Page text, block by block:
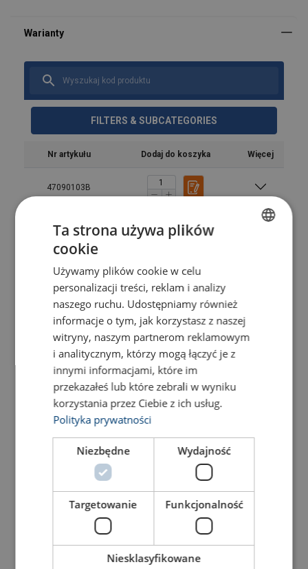
FILTERS & SUBCATEGORIES
Nr artykułu Dodaj do koszyka Więcej
47090103B
47090129B
47090131B
47090132B
47090133B
47090086B
47090143W
ENGLISH TRANSLATION
Ta strona używa plików
cookie
Używamy plików cookie w celu
personalizacji treści, reklam i analizy
naszego ruchu. Udostępniamy również
informacje o tym, jak korzystasz z naszej
witryny, naszym partnerom reklamowym
i analitycznym, którzy mogą łączyć je z
innymi informacjami, które im
przekazałeś lub które zebrali w wyniku
korzystania przez Ciebie z ich usług.
Polityka prywatności
Niezbędne Wydajność
Targetowanie Funkcjonalność
Niesklasyfikowane